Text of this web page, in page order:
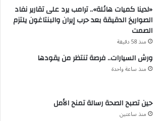
«لدينا كميات هائلة».. ترامب يرد على تقارير نفاد
الصواريخ الدقيقة بعد حرب إيران والبنتاغون يلتزم
الصمت
منذ 58 دقيقة
ورش السيارات.. فرصة تنتظر من يقودها
منذ ساعة واحدة
حين تصبح الصحة رسالة تمنح الأمل
منذ ساعتين